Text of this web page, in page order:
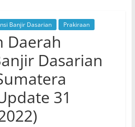
Banjir Dasarian Prakiraan
Daerah
Dasarian
31